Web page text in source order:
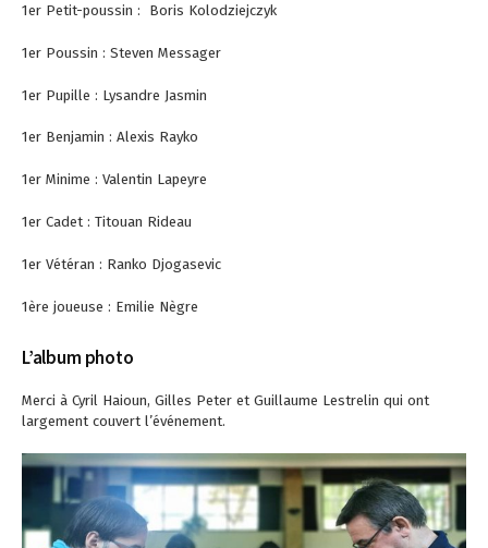
1er Petit-poussin : Boris Kolodziejczyk
1er Poussin : Steven Messager
1er Pupille : Lysandre Jasmin
1er Benjamin : Alexis Rayko
1er Minime : Valentin Lapeyre
1er Cadet : Titouan Rideau
1er Vétéran : Ranko Djogasevic
1ère joueuse : Emilie Nègre
L’album photo
Merci à Cyril Haioun, Gilles Peter et Guillaume Lestrelin qui ont
largement couvert l’événement.